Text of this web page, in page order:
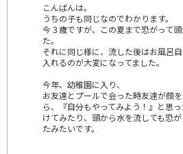
こんばんは。
うちの子も同じなのでわかります。
今３歳ですが、この夏まで恐がって
た。
それに同じ様に、流した後はお風呂
入れるのが大変になってました。
今年、幼稚園に入り、
お友達とプールで会った時友達が顔
ら、『自分もやってみよう！』と思
けてみたり、頭から水を流しても恐
たみたいです。